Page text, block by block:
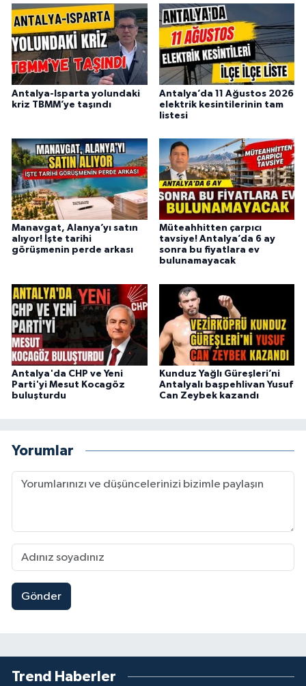
Antalya-Isparta yolundaki
kriz TBMM’ye taşındı
Antalya’da 11 Ağustos 2026
elektrik kesintilerinin tam
listesi
Manavgat, Alanya’yı satın
alıyor! İşte tarihi
görüşmenin perde arkası
Müteahhitten çarpıcı
tavsiye! Antalya’da 6 ay
sonra bu fiyatlara ev
bulunamayacak
Antalya'da CHP ve Yeni
Parti'yi Mesut Kocagöz
buluşturdu
Kunduz Yağlı Güreşleri’ni
Antalyalı başpehlivan Yusuf
Can Zeybek kazandı
Yorumlar
Gönder
Trend Haberler